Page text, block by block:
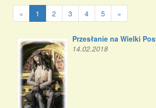
« 1 2 3 4 5 »
Przesłanie na Wielki
14.02.2018